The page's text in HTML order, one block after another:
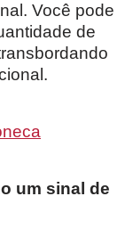
Você pode
de
um sinal de